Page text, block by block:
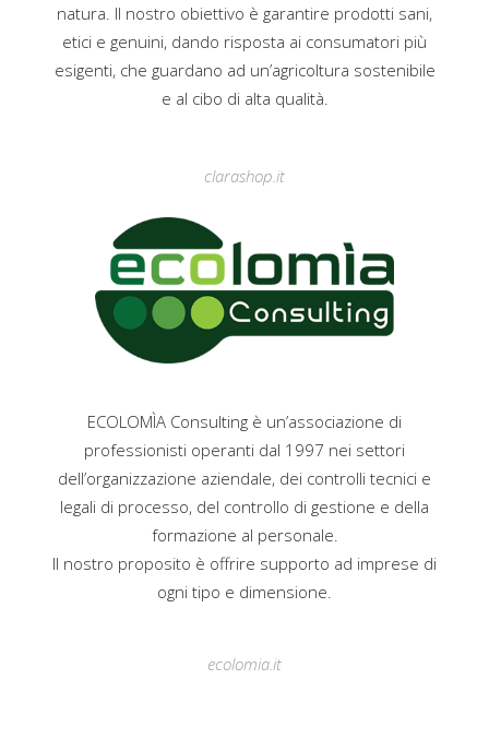
natura. Il nostro obiettivo è garantire prodotti sani,
etici e genuini, dando risposta ai consumatori più
esigenti, che guardano ad un’agricoltura sostenibile
e al cibo di alta qualità.
clarashop.it
ECOLOMÌA Consulting è un’associazione di
professionisti operanti dal 1997 nei settori
dell’organizzazione aziendale, dei controlli tecnici e
legali di processo, del controllo di gestione e della
formazione al personale.
Il nostro proposito è offrire supporto ad imprese di
ogni tipo e dimensione.
ecolomia.it